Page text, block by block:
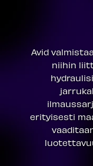
Avid
niihin
erityisesti